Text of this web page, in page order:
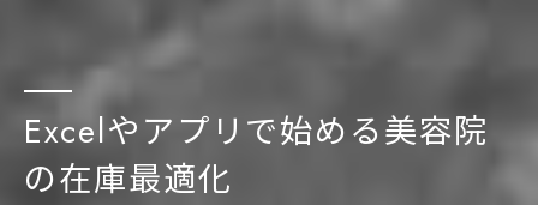
Excelやアプリで始める美容院
の在庫最適化